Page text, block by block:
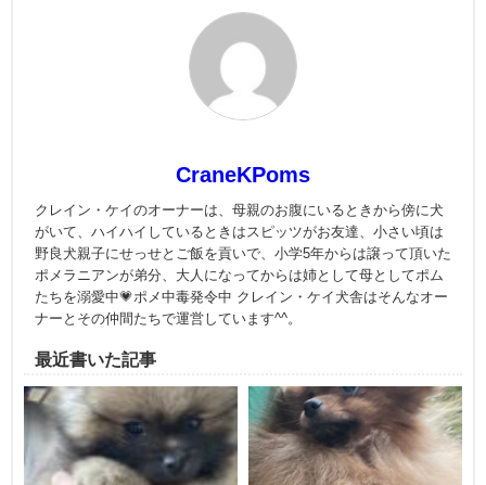
CraneKPoms
クレイン・ケイのオーナーは、母親のお腹にいるときから傍に犬
がいて、ハイハイしているときはスピッツがお友達、小さい頃は
野良犬親子にせっせとご飯を貢いで、小学5年からは譲って頂いた
ポメラニアンが弟分、大人になってからは姉として母としてポム
たちを溺愛中💗ポメ中毒発令中 クレイン・ケイ犬舎はそんなオー
ナーとその仲間たちで運営しています^^。
最近書いた記事